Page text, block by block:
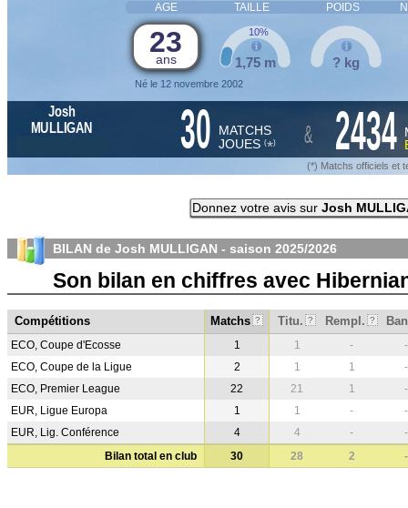
AGE TAILLE POIDS
23
ans
Né le 12 novembre 2002
1,75 m
10%
? kg
Josh
MULLIGAN
30 MATCHS
JOUES (*) & 2434
(*) Matchs officiels et
Donnez votre avis sur Josh
BILAN de Josh MULLIGAN - saison 2025/2026
Son bilan en chiffres avec
Compétitions Matchs ? Titu. ? Rempl. ?
ECO, Coupe d'Ecosse 1 1 -
-
ECO, Coupe de la Ligue
2 1 1
-
ECO, Premier League
22 21 1
-
EUR, Ligue Europa
1 1 -
-
EUR, Lig. Conférence
4 4 -
-
Bilan total en club
30 28 2 -